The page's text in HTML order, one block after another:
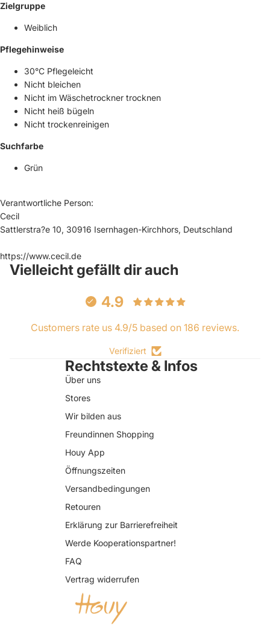
Zielgruppe
Weiblich
Pflegehinweise
30°C Pflegeleicht
Nicht bleichen
Nicht im Wäschetrockner trocknen
Nicht heiß bügeln
Nicht trockenreinigen
Suchfarbe
Grün
Verantwortliche Person:
Cecil
Sattlerstra?e 10, 30916 Isernhagen-Kirchhors, Deutschland
https://www.cecil.de
Vielleicht gefällt dir auch
4.9
Customers rate us 4.9/5 based on 186 reviews.
Verifiziert
Rechtstexte & Infos
Über uns
Stores
Wir bilden aus
Freundinnen Shopping
Houy App
Öffnungszeiten
Versandbedingungen
Retouren
Erklärung zur Barrierefreiheit
Werde Kooperationspartner!
FAQ
Vertrag widerrufen
Kontaktinformationen